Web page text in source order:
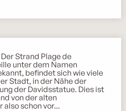
Strand Plage de
unter dem Namen
befindet sich wie viele
Stadt, in der Nähe der
der Davidsstatue. Dies ist
von der alten
schon vor...